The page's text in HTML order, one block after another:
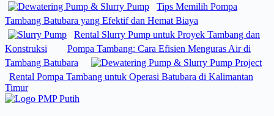
Tips Memilih Pompa
Tambang Batubara yang Efektif dan Hemat Biaya
Rental Slurry Pump untuk Proyek Tambang dan
Konstruksi
Pompa Tambang: Cara Efisien Menguras Air di
Tambang Batubara
Rental Pompa Tambang untuk Operasi Batubara di Kalimantan
Timur